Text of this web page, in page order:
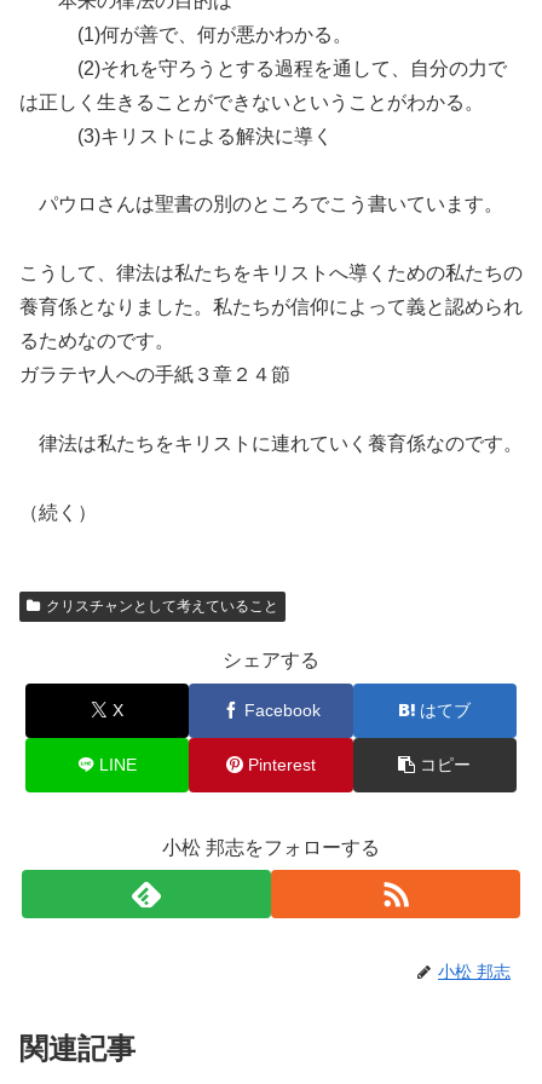
(1)何が善で、何が悪かわかる。
(2)それを守ろうとする過程を通して、自分の力で
は正しく生きることができないということがわかる。
(3)キリストによる解決に導く
パウロさんは聖書の別のところでこう書いています。
こうして、律法は私たちをキリストへ導くための私たちの
養育係となりました。私たちが信仰によって義と認められ
るためなのです。
ガラテヤ人への手紙３章２４節
律法は私たちをキリストに連れていく養育係なのです。
（続く）
クリスチャンとして考えていること
シェアする
X Facebook はてブ
LINE Pinterest コピー
小松 邦志をフォローする
小松 邦志
関連記事